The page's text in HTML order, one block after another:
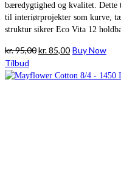
bæredygtighed og kvalitet. Dette
til interiørprojekter som kurve,
struktur sikrer Eco Vita 12
kr.95,00Den
pris
kr.85,00Den
pris
Buy Now
Tilbud